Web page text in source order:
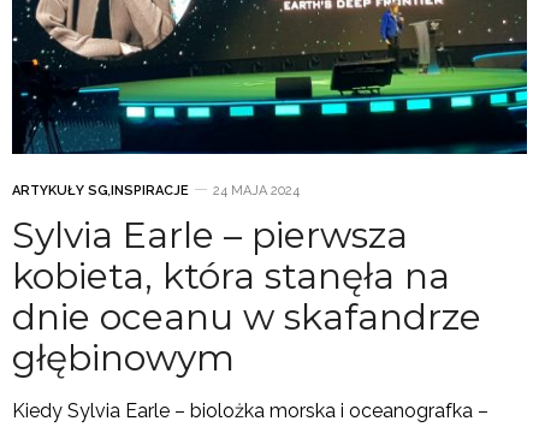
ARTYKUŁY SG, INSPIRACJE 24 MAJA 2024
Sylvia Earle – pierwsza
kobieta, która stanęła na
dnie oceanu w skafandrze
głębinowym
Kiedy Sylvia Earle – biolożka morska i oceanografka –